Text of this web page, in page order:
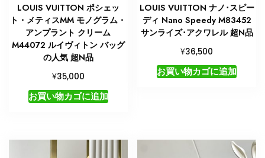
LOUIS VUITTON ポシェッ
ト・メティスMM モノグラム・
アンプラント クリーム
M44072 ルイヴィトン バッグ
の人気 超N品
¥35,000
お買い物カゴに追加
LOUIS VUITTON ナノ･スピー
ディ Nano Speedy M83452
サンライズ･アクワレル 超N品
¥36,500
お買い物カゴに追加